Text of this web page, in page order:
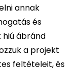
annak
és
hiú ábránd
a projekt
feltételeit, és